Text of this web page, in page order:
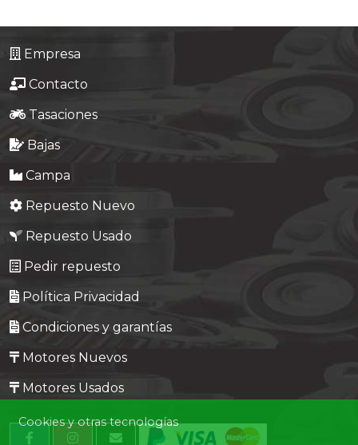
Empresa
Contacto
Tasaciones
Bajas
Campa
Repuesto Nuevo
Repuesto Usado
Pedir repuesto
Política Privacidad
Condiciones y garantías
Motores Nuevos
Motores Usados
Cookies y otras tecnologías